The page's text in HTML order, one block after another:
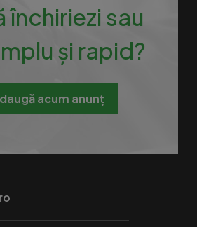
închiriezi sau
și rapid?
acum anunț